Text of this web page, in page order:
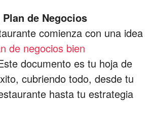
de Negocios
comienza con una idea
de negocios bien
documento es tu hoja de
cubriendo todo, desde tu
hasta tu estrategia